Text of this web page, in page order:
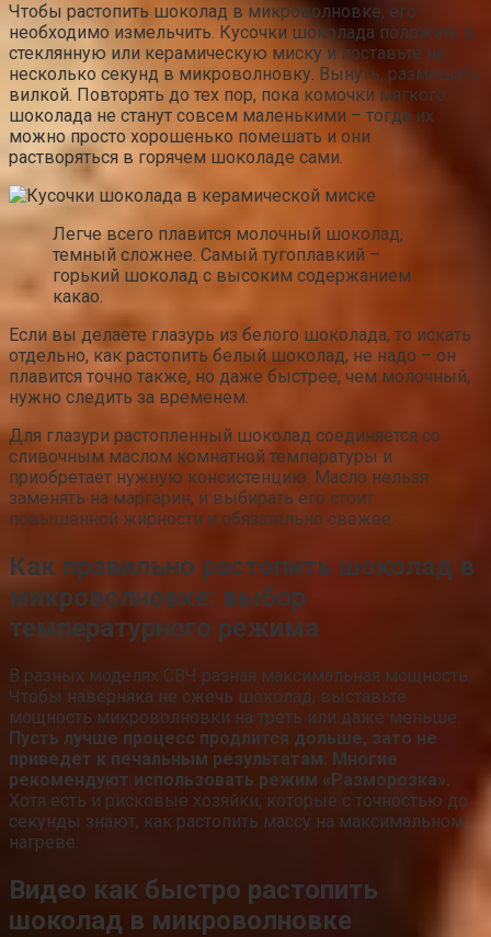
Чтобы растопить шоколад в микроволновке, его
необходимо измельчить. Кусочки шоколада положите в
стеклянную или керамическую миску и поставьте на
несколько секунд в микроволновку. Вынуть, размешать
вилкой. Повторять до тех пор, пока комочки мягкого
шоколада не станут совсем маленькими – тогда их
можно просто хорошенько помешать и они
растворяться в горячем шоколаде сами.
Легче всего плавится молочный шоколад,
темный сложнее. Самый тугоплавкий –
горький шоколад с высоким содержанием
какао.
Если вы делаете глазурь из белого шоколада, то искать
отдельно, как растопить белый шоколад, не надо – он
плавится точно также, но даже быстрее, чем молочный,
нужно следить за временем.
Для глазури растопленный шоколад соединяется со
сливочным маслом комнатной температуры и
приобретает нужную консистенцию. Масло нельзя
заменять на маргарин, и выбирать его стоит
повышенной жирности и обязательно свежее.
Как правильно растопить шоколад в
микроволновке: выбор
температурного режима
В разных моделях СВЧ разная максимальная мощность.
Чтобы наверняка не сжечь шоколад, выставьте
мощность микроволновки на треть или даже меньше.
Пусть лучше процесс продлится дольше, зато не
приведет к печальным результатам. Многие
рекомендуют использовать режим «Разморозка».
Хотя есть и рисковые хозяйки, которые с точностью до
секунды знают, как растопить массу на максимальном
нагреве.
Видео как быстро растопить
шоколад в микроволновке